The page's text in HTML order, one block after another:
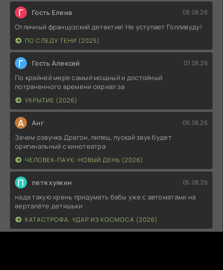
Г Гость Елена 08.08.26
Отличный французский детектив! Не уступает Голливуду!
ПО СЛЕДУ ТЕНИ (2025)
Г Гость Алексей 07.08.26
По крайней мере самый мощный и достойный
потраченного времени сериал за
УКРЫТИЕ (2026)
А Анг 06.08.26
Зачем озвучка Драгон, пипец, пускай звук будет
оригинальный с кинотеатра
ЧЕЛОВЕК-ПАУК: НОВЫЙ ДЕНЬ (2026)
П петя хуякин 05.08.26
нада такую хрень придумать бабы уже с автоматами на
верталёте детишьки
КАТАСТРОФА. УДАР ИЗ КОСМОСА (2026)